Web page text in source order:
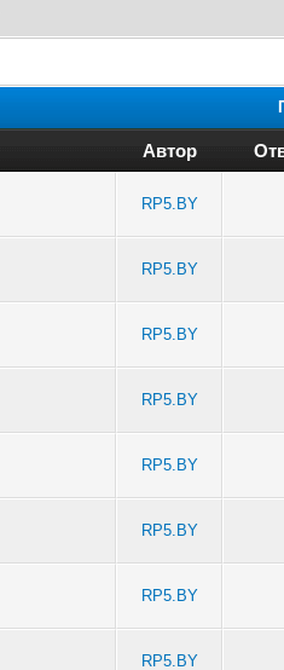
Автор
RP5.BY
RP5.BY
RP5.BY
RP5.BY
RP5.BY
RP5.BY
RP5.BY
RP5.BY